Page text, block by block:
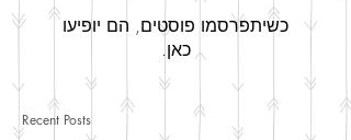
Recent Posts
כשיתפרסמו פוסטים, הם יופיעו
כאן.